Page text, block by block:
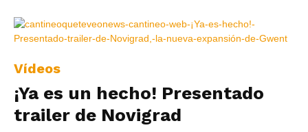
Vídeos
¡Ya es un hecho! Presentado
trailer de Novigrad